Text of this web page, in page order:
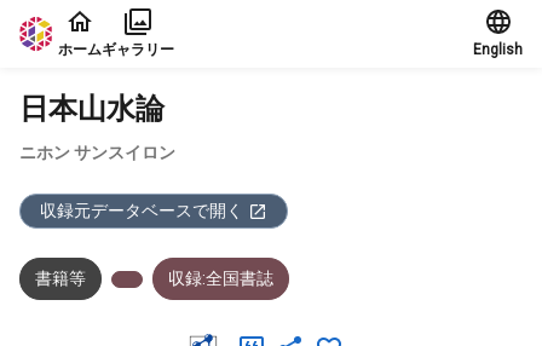
本文に飛ぶ
ホームギャラリー English
日本山水論
ニホン サンスイロン
収録元データベースで開く
書籍等 収録:全国書誌